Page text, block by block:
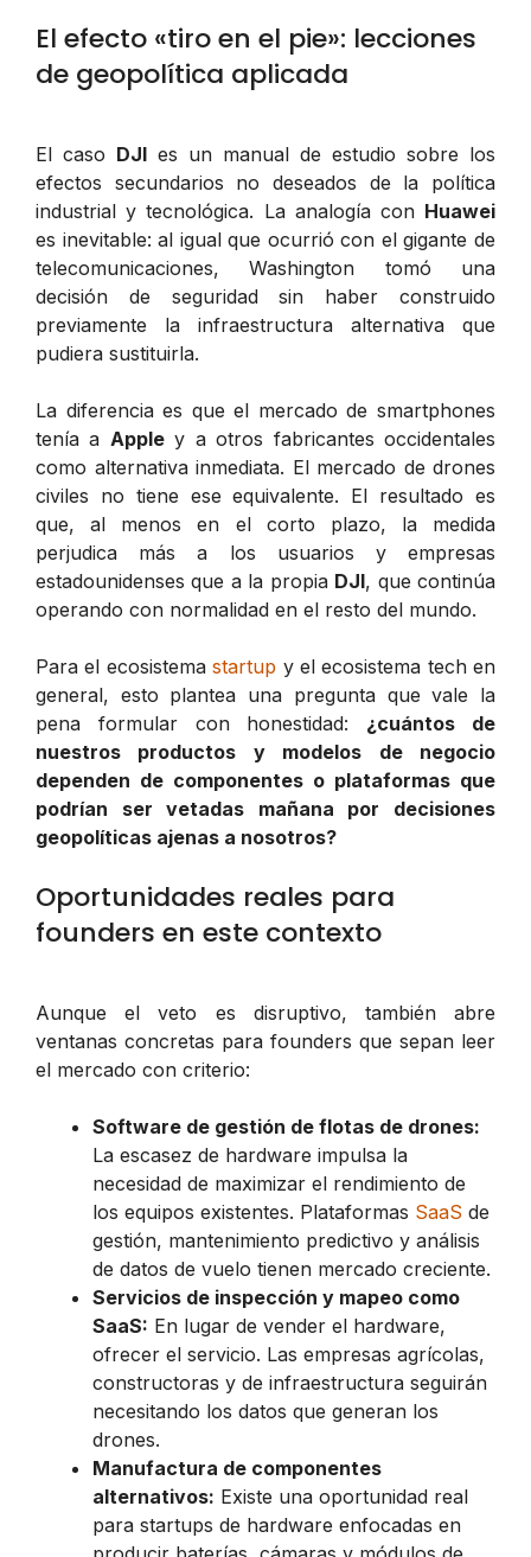
El efecto «tiro en el pie»: lecciones
de geopolítica aplicada
El caso DJI es un manual de estudio sobre los
efectos secundarios no deseados de la política
industrial y tecnológica. La analogía con Huawei
es inevitable: al igual que ocurrió con el gigante de
telecomunicaciones, Washington tomó una
decisión de seguridad sin haber construido
previamente la infraestructura alternativa que
pudiera sustituirla.
La diferencia es que el mercado de smartphones
tenía a Appley a otros fabricantes occidentales
como alternativa inmediata. El mercado de drones
civiles no tiene ese equivalente. El resultado es
que, al menos en el corto plazo, la medida
perjudica más a los usuarios y empresas
estadounidenses que a la propia DJI, que continúa
operando con normalidad en el resto del mundo.
Para el ecosistemastartup y el ecosistema tech en
general, esto plantea una pregunta que vale la
pena formular con honestidad: ¿cuántos de
nuestros productos y modelos de negocio
dependen de componentes o plataformas que
podrían ser vetadas mañana por decisiones
geopolíticas ajenas a nosotros?
Oportunidades reales para
founders en este contexto
Aunque el veto es disruptivo, también abre
ventanas concretas para founders que sepan leer
el mercado con criterio:
Software de gestión de flotas de drones:
La escasez de hardware impulsa la
necesidad de maximizar el rendimiento de
los equipos existentes. Plataformas SaaS de
gestión, mantenimiento predictivo y análisis
de datos de vuelo tienen mercado creciente.
Servicios de inspección y mapeo como
SaaS: En lugar de vender el hardware,
ofrecer el servicio. Las empresas agrícolas,
constructoras y de infraestructura seguirán
necesitando los datos que generan los
drones.
Manufactura de componentes
alternativos: Existe una oportunidad real
para startups de hardware enfocadas en